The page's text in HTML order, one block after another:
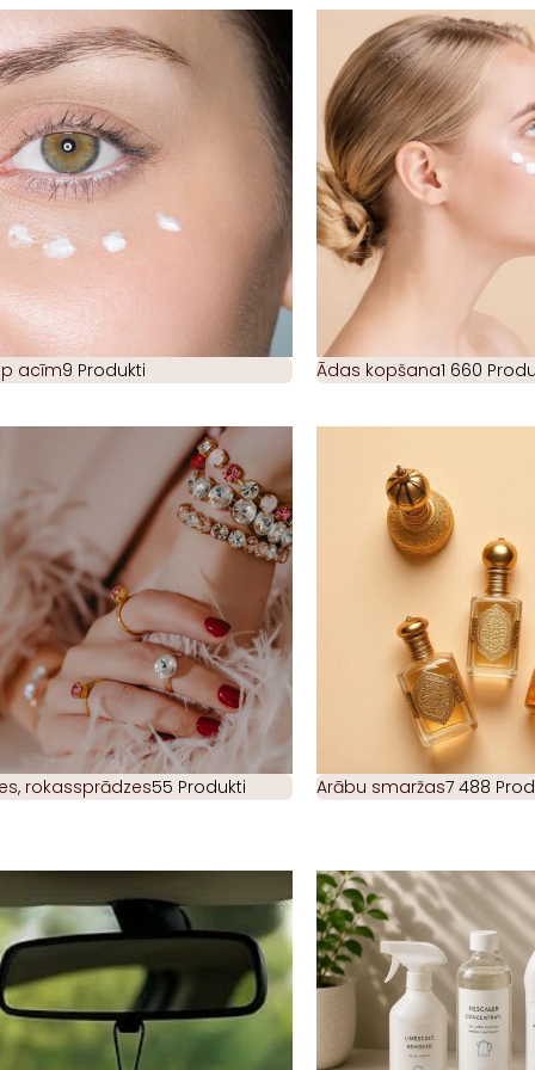
acīm9 Produkti Ādas kopšana1 660
rokassprādzes55 Produkti Arābu smaržas7 488